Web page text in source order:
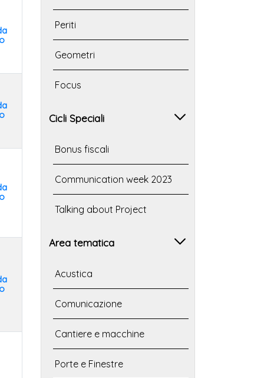
Periti
Geometri
Focus
Cicli Speciali
Bonus fiscali
Communication week 2023
Talking about Project
Area tematica
Acustica
Comunicazione
Cantiere e macchine
Porte e Finestre